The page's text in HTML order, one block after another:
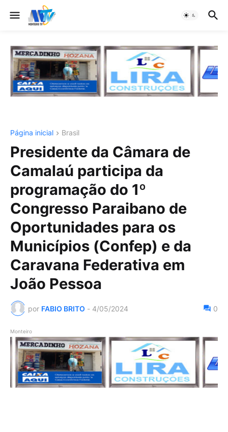
Página inicial Brasil
Presidente da Câmara de
Camalaú participa da
programação do 1º
Congresso Paraibano de
Oportunidades para os
Municípios (Confep) e da
Caravana Federativa em
João Pessoa
por FABIO BRITO - 4/05/2024 0
Monteiro